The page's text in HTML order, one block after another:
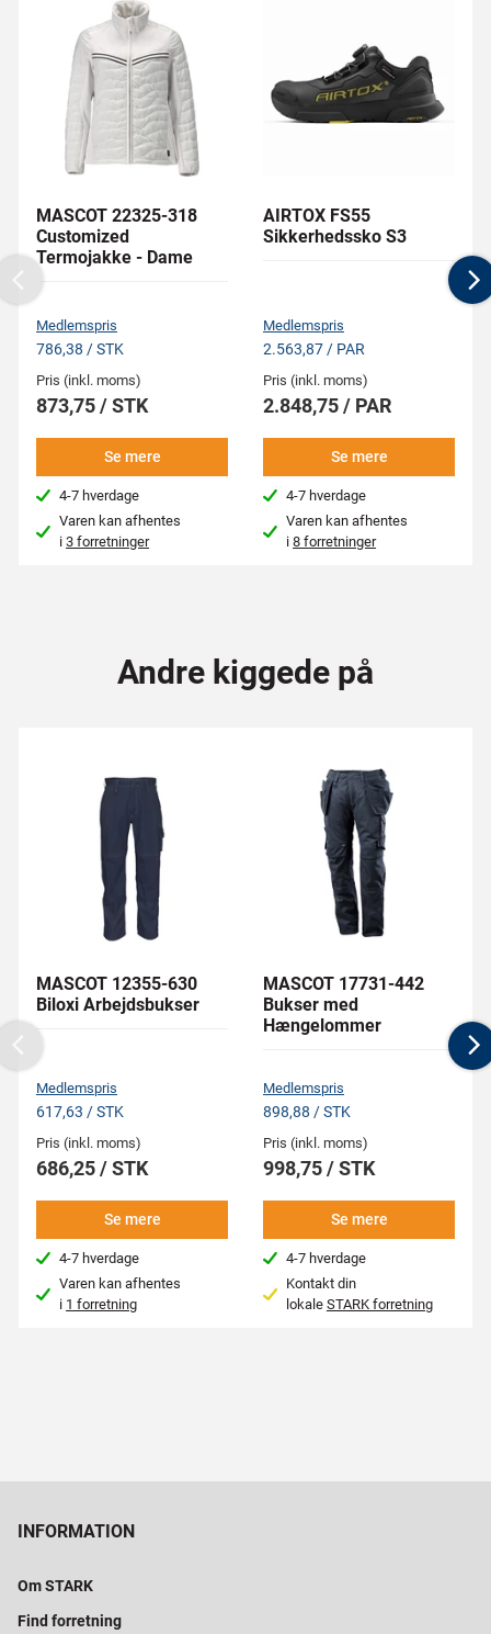
MASCOT 22325-318
Customized
Termojakke - Dame
Medlemspris
786,38 / STK
Pris (inkl. moms)
873,75 / STK
Se mere
4-7 hverdage
Varen kan afhentes
i3 forretninger
AIRTOX FS55
Sikkerhedssko S3
Medlemspris
2.563,87 / PAR
Pris (inkl. moms)
2.848,75 / PAR
Se mere
4-7 hverdage
Varen kan afhentes
i8 forretninger
Previous
Andre kiggede på
MASCOT 12355-630
Biloxi Arbejdsbukser
Medlemspris
617,63 / STK
Pris (inkl. moms)
686,25 / STK
Se mere
4-7 hverdage
Varen kan afhentes
i 1 forretning
MASCOT 17731-442
Bukser med
Hængelommer
Medlemspris
898,88 / STK
Pris (inkl. moms)
998,75 / STK
Se mere
4-7 hverdage
Kontakt din
lokale STARK forretning
Previous
INFORMATION
Om STARK
Find forretning